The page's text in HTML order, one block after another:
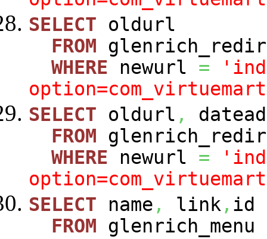
SELECT oldurl
FROM
WHERE newurl =
SELECT oldurl ,
FROM
WHERE newurl =
SELECT name , link , id
FROM glenrich_menu